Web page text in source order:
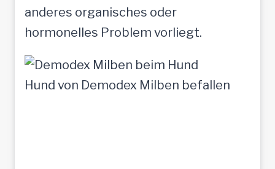
anderes organisches oder
hormonelles Problem vorliegt.
Hund von Demodex Milben befallen